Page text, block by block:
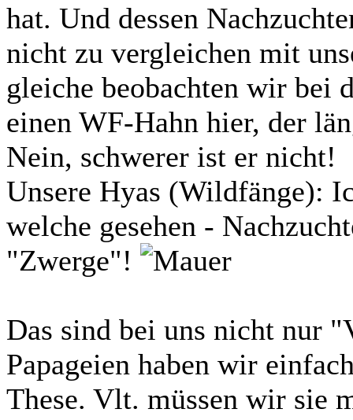
hat. Und dessen
nicht zu vergleichen mit
gleiche beobachten wir bei
einen WF-Hahn hier, der
Nein, schwerer ist er nicht!
Unsere Hyas (Wildfänge):
welche gesehen -
"Zwerge"!
Das sind bei uns nicht nur
Papageien haben wir
These. Vlt. müssen wir sie